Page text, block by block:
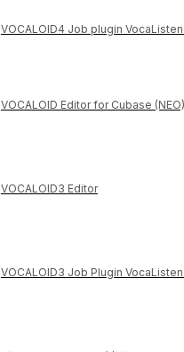
VOCALOID4 Job plugin
VOCALOID Editor for Cubase (NEO)
VOCALOID3 Editor
VOCALOID3 Job Plugin